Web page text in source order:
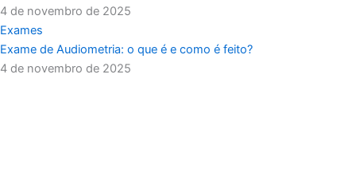
4 de novembro de 2025
Exames
Exame de Audiometria: o que é e como é feito?
4 de novembro de 2025